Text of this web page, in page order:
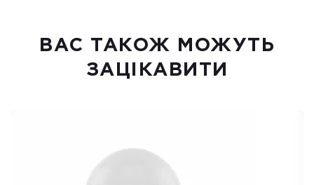
ВАC ТАКОЖ МОЖУТЬ
ЗАЦІКАВИТИ